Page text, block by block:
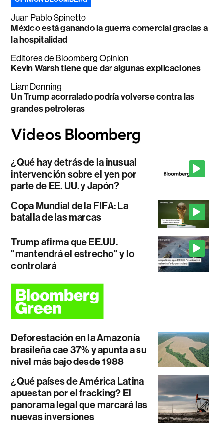
Juan Pablo Spinetto
México está ganando la guerra comercial gracias a
la hospitalidad
Editores de Bloomberg Opinion
Kevin Warsh tiene que dar algunas explicaciones
Liam Denning
Un Trump acorralado podría volverse contra las
grandes petroleras
¿Qué hay detrás de la inusual
intervención sobre el yen por
parte de EE. UU. y Japón?
Copa Mundial de la FIFA: La
batalla de las marcas
Trump afirma que EE.UU.
"mantendrá el estrecho" y lo
controlará
Deforestación en la Amazonía
brasileña cae 37% y apunta a su
nivel más bajo desde 1988
¿Qué países de América Latina
apuestan por el fracking? El
panorama legal que marcará las
nuevas inversiones